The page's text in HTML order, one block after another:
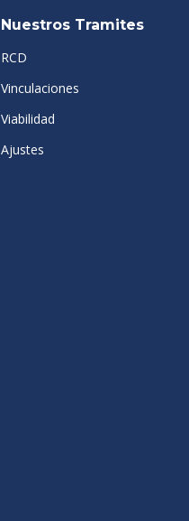
Nuestros Tramites
RCD
Vinculaciones
Viabilidad
Ajustes